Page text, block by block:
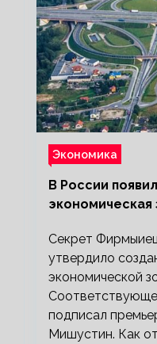
Экономика
В России
экономическая
Секрет
утвердило
экономической
подписал
Мишустин. Как